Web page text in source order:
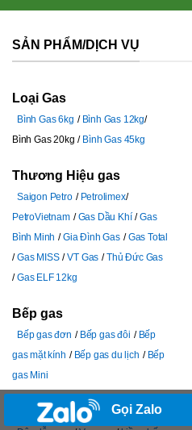
SẢN PHẨM/DỊCH VỤ
Loại Gas
Bình Gas 6kg
Bình Gas 12kg
Bình Gas 20kg
Bình Gas 45kg
Thương Hiệu gas
Saigon Petro
Petrolimex
PetroVietnam
Gas Dầu Khí
Gas
Bình Minh
Gia Đình Gas
Gas Total
Gas MISS
VT Gas
Thủ Đức Gas
Gas ELF 12kg
Bếp gas
Bếp gas đơn Bếp gas đôi
Bếp
gas mặt kính
Bếp gas du lịch
Bếp
gas Mini
Phụ kiện gas Gọi Zalo